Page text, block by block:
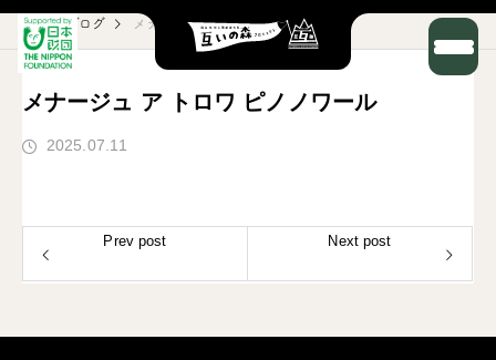
ブログ メナージュ ア トロワ ピノノワール
メナージュ ア トロワ ピノノワール
2025.07.11
Prev post Next post